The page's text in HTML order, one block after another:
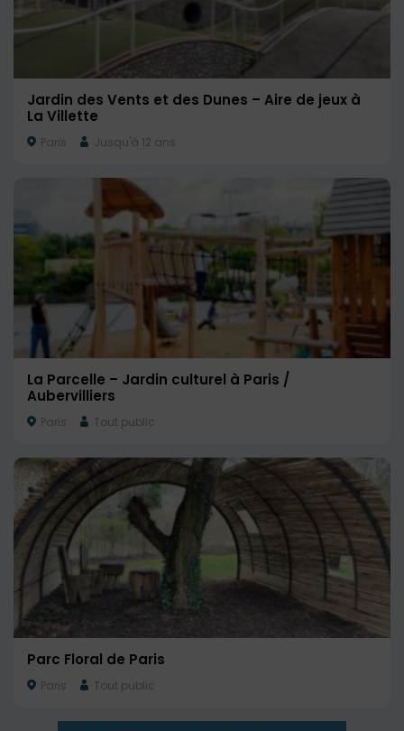
Jardin des Vents et des Dunes – Aire de jeux à
La Villette
Paris Jusqu'à 12 ans
La Parcelle – Jardin culturel à Paris /
Aubervilliers
Paris Tout public
Parc Floral de Paris
Paris Tout public